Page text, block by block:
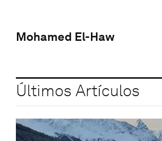
Mohamed El-Haw
Últimos Artículos